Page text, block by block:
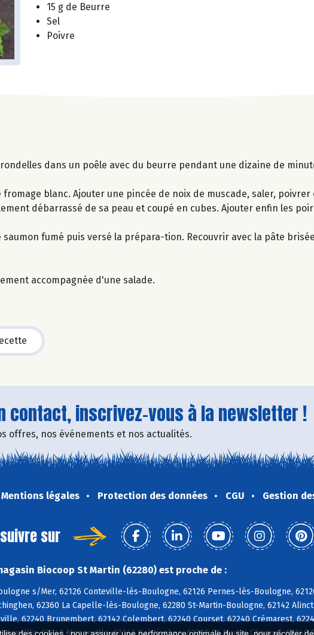
15 g de Beurre
Sel
Poivre
dans un poêle avec du beurre pendant une dizaine de
blanc. Ajouter une pincée de noix de muscade, saler, poivrer
débarrassé de sa peau et coupé en cubes. Ajouter enfin les
fumé puis versé la prépara-tion. Recouvrir avec la pâte
accompagnée d'une salade.
contact, inscrivez-vous à la newsletter !
offres, nos événements et nos actualités.
Mentions légales Protection des données CGU Gestion
sur
Biocoop St Martin (62280) est proche de :
s/Mer, 62126 Conteville-lès-Boulogne, 62126 Pernes-lès-Boulogne,
62360 La Capelle-lès-Boulogne, 62280 St-Martin-Boulogne, 62142
62240 Brunembert, 62142 Colembert, 62240 Courset, 62240 Crémarest,